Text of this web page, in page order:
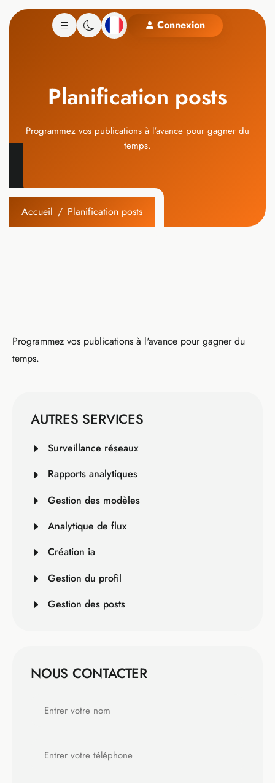
Connexion
Planification posts
Programmez vos publications à l'avance pour gagner du
temps.
Accueil Planification posts
Programmez vos publications à l'avance pour gagner du
temps.
AUTRES SERVICES
Surveillance réseaux
Rapports analytiques
Gestion des modèles
Analytique de flux
Création ia
Gestion du profil
Gestion des posts
NOUS CONTACTER